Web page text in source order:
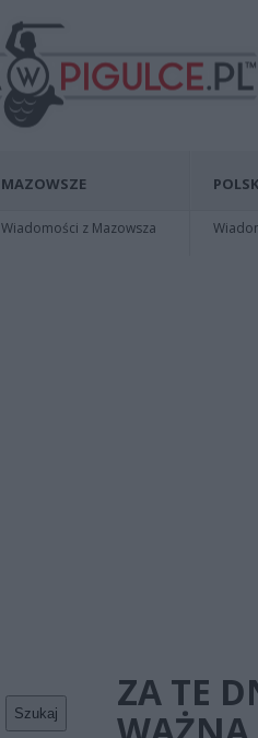
MAZOWSZE
Wiadomości z Mazowsza
Szukaj
ZA TE